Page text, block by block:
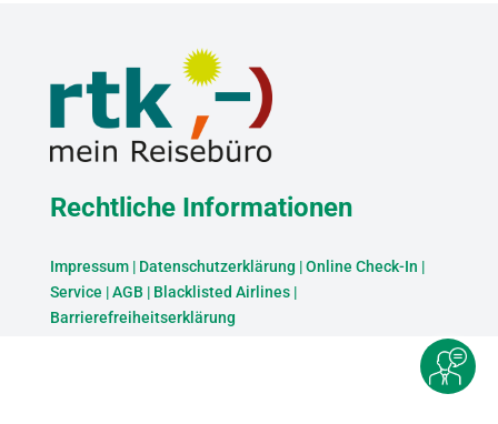
Rechtliche Informationen
Impressum| Datenschutzerklärung |Online Check-In |
Service |AGB | Blacklisted Airlines|
Barrierefreiheitserklärung